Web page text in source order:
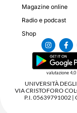
Magazine online
Radio e podcast
Shop
valutazione 4,0
UNIVERSITÀ
VIA CRISTOFORO
P.I. 05639791002 |